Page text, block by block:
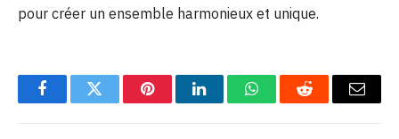
pour créer un ensemble harmonieux et unique.
FacebookTwitter PinterestLinkedInWhatsAppReddit Email